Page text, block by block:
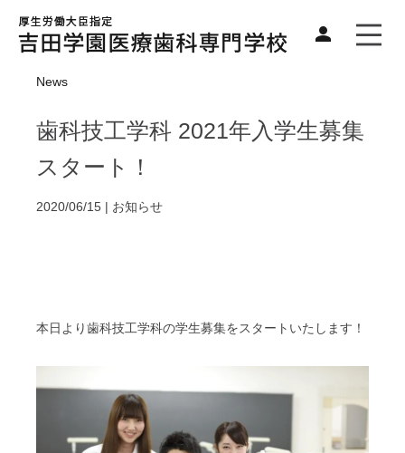
News
歯科技工学科 2021年入学生募集
スタート！
2020/06/15 | お知らせ
本日より歯科技工学科の学生募集をスタートいたします！